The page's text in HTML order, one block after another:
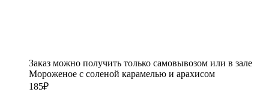
Заказ можно получить только самовывозом или в зале
Мороженое с соленой карамелью и арахисом
185₽